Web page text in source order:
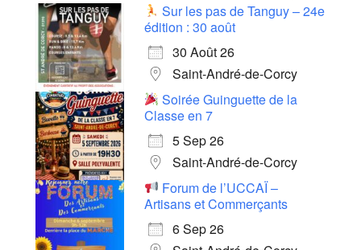
Sur les pas de Tanguy – 24e
édition : 30 août
30 Août 26
Saint-André-de-Corcy
Soirée Guinguette de la
Classe en 7
5 Sep 26
Saint-André-de-Corcy
Forum de l’UCCAÏ –
Artisans et Commerçants
6 Sep 26